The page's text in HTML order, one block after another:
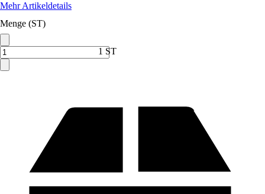
Mehr Artikeldetails
Menge (ST)
1 ST